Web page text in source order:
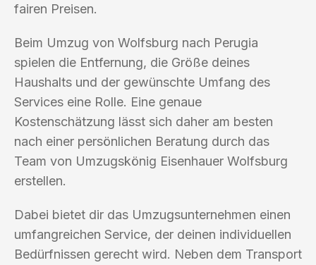
fairen Preisen.
Beim Umzug von Wolfsburg nach Perugia
spielen die Entfernung, die Größe deines
Haushalts und der gewünschte Umfang des
Services eine Rolle. Eine genaue
Kostenschätzung lässt sich daher am besten
nach einer persönlichen Beratung durch das
Team von Umzugskönig Eisenhauer Wolfsburg
erstellen.
Dabei bietet dir das Umzugsunternehmen einen
umfangreichen Service, der deinen individuellen
Bedürfnissen gerecht wird. Neben dem Transport